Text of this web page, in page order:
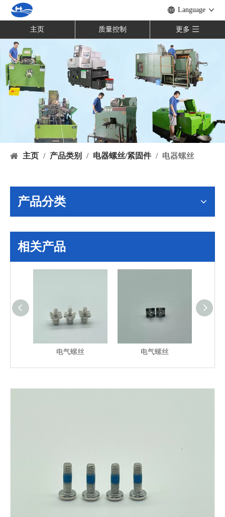
Language
主页 质量控制 更多
主页 / 产品类别 / 电器螺丝/紧固件 / 电器螺丝
产品分类
相关产品
电气螺丝 电气螺丝